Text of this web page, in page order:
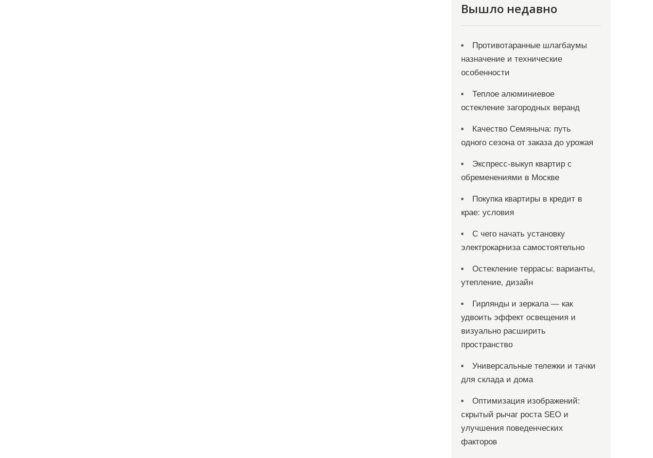
Вышло недавно
Противотаранные шлагбаумы
назначение и технические
особенности
Теплое алюминиевое
остекление загородных веранд
Качество Семяныча: путь
одного сезона от заказа до урожая
Экспресс-выкуп квартир с
обременениями в Москве
Покупка квартиры в кредит в
крае: условия
С чего начать установку
электрокарниза самостоятельно
Остекление террасы: варианты,
утепление, дизайн
Гирлянды и зеркала — как
удвоить эффект освещения и
визуально расширить
пространство
Универсальные тележки и тачки
для склада и дома
Оптимизация изображений:
скрытый рычаг роста SEO и
улучшения поведенческих
факторов